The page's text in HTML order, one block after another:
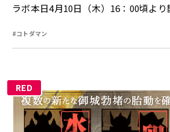
ラボ本日4月10日（木）16：00頃より
#コトダマン
RED